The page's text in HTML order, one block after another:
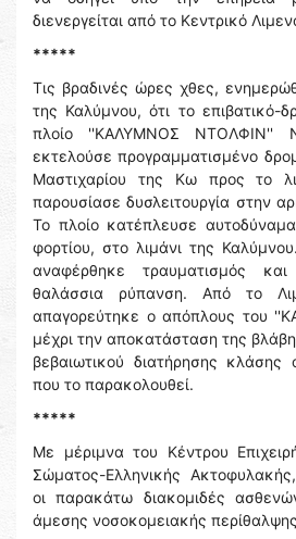
διενεργείται από το Κεντρικό
*****
Τις βραδινές ώρες χθες,
της Καλύμνου, ότι το επιβατικό-
πλοίο ''ΚΑΛΥΜΝΟΣ ΝΤΟΛΦΙΝ''
εκτελούσε προγραμματισμένο
Μαστιχαρίου της Κω προς το
παρουσίασε δυσλειτουργία στην
Το πλοίο κατέπλευσε
φορτίου, στο λιμάνι της
αναφέρθηκε τραυματισμός
θαλάσσια ρύπανση. Από το
απαγορεύτηκε ο απόπλους του
μέχρι την αποκατάσταση της
βεβαιωτικού διατήρησης
που το παρακολουθεί.
*****
Με μέριμνα του Κέντρου
Σώματος-Ελληνικής
οι παρακάτω διακομιδές
άμεσης νοσοκομειακής